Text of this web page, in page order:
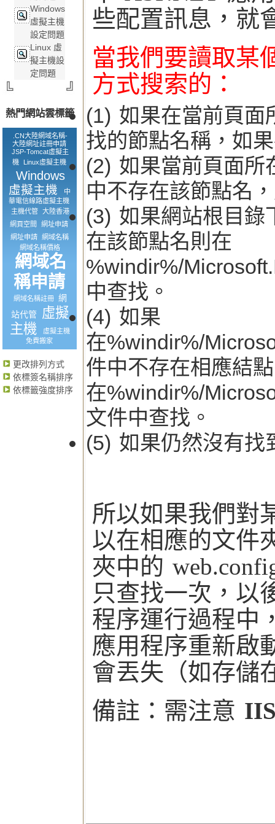
Windows
虛擬主機
設定問題
Linux 虛
擬主機設
定問題
熱門網站雲標籤
.CN大陸網域名稱-
大陸網址註冊申請
JSP-Tomcat虛擬主
機
Linux虛擬主機
Windows
虛擬主機
中
華電信線路虛擬主機
主機代管 大陸香港
網頁空間
網址申請
網址申請 網域名稱
網域名稱價格
網域名
稱申請
網域名稱註冊 網
站代管
虛擬
主機
虛擬主機
免費搬家
更改排列方式
依標簽名稱排序
依標籤強度排序
些配置訊息，就
當我們要讀取某
方式搜索的：
(1) 如果在當前頁面
找的節點名稱，如
(2) 如果當前頁面
中不存在該節點名
(3) 如果網站根目
在該節點名則在
%windir%/
中查找。
(4) 如果
在%windir%/
件中不存在相應結
在%windir%/
文件中查找。
(5) 如果仍然沒有找
所以如果我們對
以在相應的文件
夾中的
只查找一次，以
程序運行過程中
應用程序重新啟
會丟失（如存儲
備註：需注意